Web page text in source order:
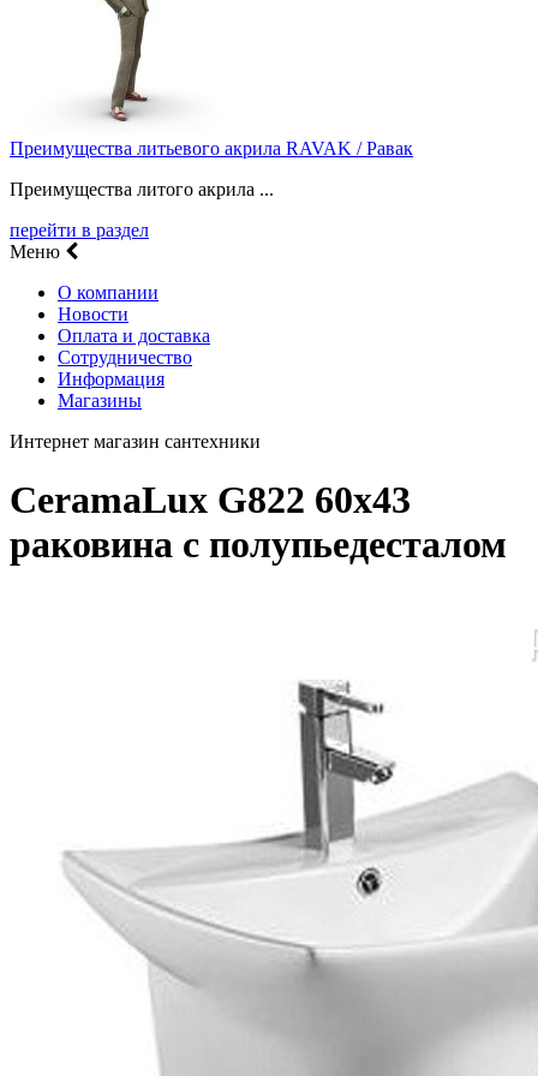
Преимущества литьевого акрила RAVAK / Равак
Преимущества литого акрила ...
перейти в раздел
Меню
О компании
Новости
Оплата и доставка
Сотрудничество
Информация
Магазины
Интернет магазин сантехники
CeramaLux G822 60x43
раковина с полупьедесталом